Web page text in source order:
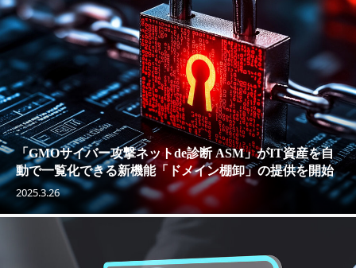
「GMOサイバー攻撃ネットde診断 ASM」がIT資産を自
動で一覧化できる新機能「ドメイン棚卸」の提供を開始
2025.3.26